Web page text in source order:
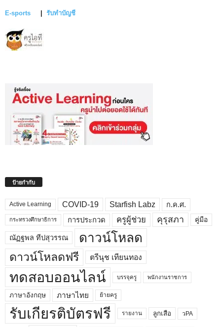
E-sports | รับทำบัญชี
ป้ายกำกับ
Active Learning COVID-19 Starfish Labz ก.ค.ศ.
กระทรวงศึกษาธิการ การประกวด ครูผู้ช่วย คุรุสภา คู่มือ
ณัฏฐพล ทีปสุวรรณ ดาวน์โหลด
ดาวน์โหลดฟรี ตรีนุช เทียนทอง
ทดสอบออนไลน์ บรรจุครู พนักงานราชการ
ภาษาอังกฤษ ภาษาไทย ย้ายครู
รับเกียรติบัตรฟรี รายงาน ลูกเสือ วPA